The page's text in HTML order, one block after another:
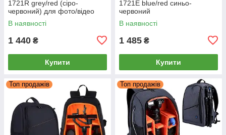
1721R grey/red (сіро-
червоний) для фото/відео
В наявності
1 440 ₴
Купити
1721E blue/red синьо-
червоний
В наявності
1 485 ₴
Купити
Топ продажів Топ продажів